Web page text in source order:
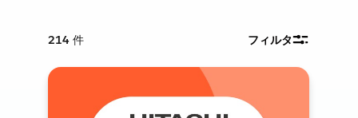
214 件 フィルタ